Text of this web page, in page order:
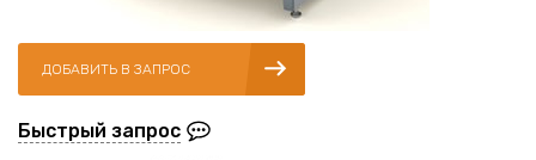
ДОБАВИТЬ В ЗАПРОС
Быстрый запрос